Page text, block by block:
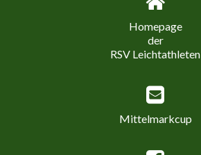
Homepage
der
RSV Leichtathleten
Mittelmarkcup